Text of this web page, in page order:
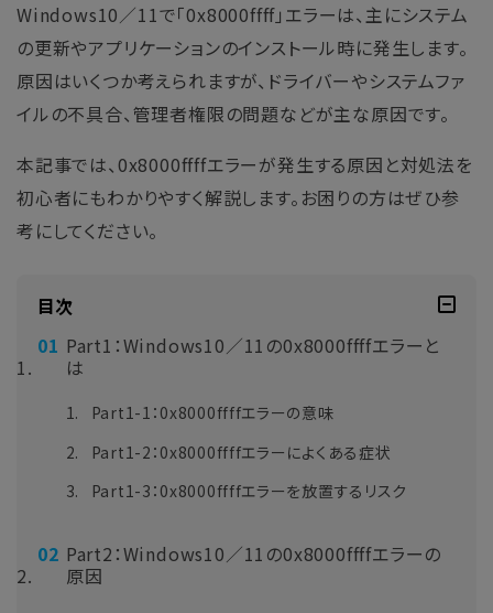
Windows10／11で「0x8000ffff」エラーは、主にシステム
の更新やアプリケーションのインストール時に発生します。
原因はいくつか考えられますが、ドライバーやシステムファ
イルの不具合、管理者権限の問題などが主な原因です。
本記事では、0x8000ffffエラーが発生する原因と対処法を
初心者にもわかりやすく解説します。お困りの方はぜひ参
考にしてください。
目次
Part1：Windows10／11の0x8000ffffエラーと
は
Part1-1：0x8000ffffエラーの意味
Part1-2：0x8000ffffエラーによくある症状
Part1-3：0x8000ffffエラーを放置するリスク
Part2：Windows10／11の0x8000ffffエラーの
原因